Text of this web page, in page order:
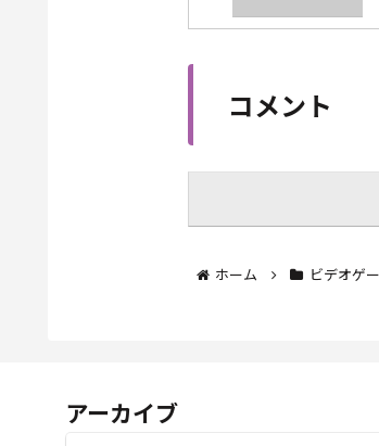
コメント
ホーム ビデオゲ
アーカイブ